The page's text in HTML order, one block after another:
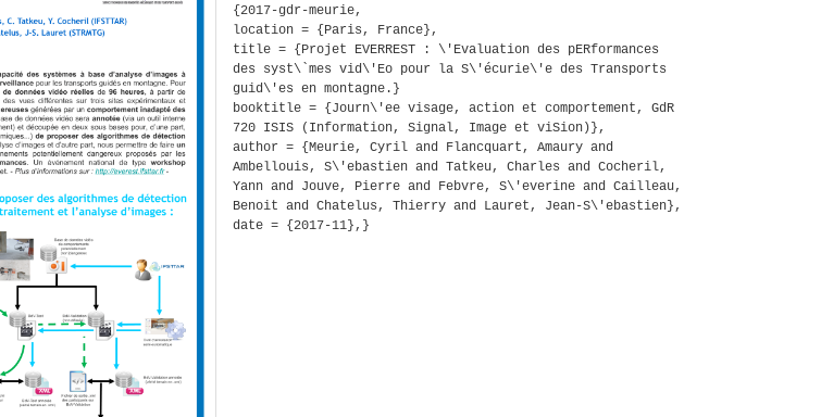
{2017-gdr-meurie,
location = {Paris, France},
title = {Projet EVERREST : \'Evaluation des pERformances
des syst\`mes vid\'Eo pour la S\'écurie\'e des Transports
guid\'es en montagne.}
booktitle = {Journ\'ee visage, action et comportement, GdR
720 ISIS (Information, Signal, Image et viSion)},
author = {Meurie, Cyril and Flancquart, Amaury and
Ambellouis, S\'ebastien and Tatkeu, Charles and Cocheril,
Yann and Jouve, Pierre and Febvre, S\'everine and Cailleau,
Benoit and Chatelus, Thierry and Lauret, Jean-S\'ebastien},
date = {2017-11},}